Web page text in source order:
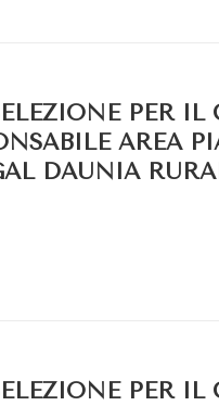
PER
AREA
DAUNIA
PER